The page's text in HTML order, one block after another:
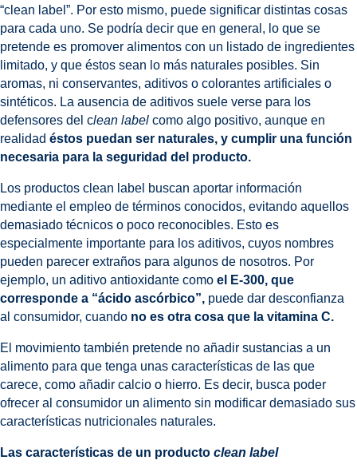
“clean label”. Por esto mismo, puede significar distintas cosas
para cada uno. Se podría decir que en general, lo que se
pretende es promover alimentos con un listado de ingredientes
limitado, y que éstos sean lo más naturales posibles. Sin
aromas, ni conservantes, aditivos o colorantes artificiales o
sintéticos. La ausencia de aditivos suele verse para los
defensores del clean label como algo positivo, aunque en
realidad éstos puedan ser naturales, y cumplir una función
necesaria para la seguridad del producto.
Los productos clean label buscan aportar información
mediante el empleo de términos conocidos, evitando aquellos
demasiado técnicos o poco reconocibles. Esto es
especialmente importante para los aditivos, cuyos nombres
pueden parecer extraños para algunos de nosotros. Por
ejemplo, un aditivo antioxidante como el E-300, que
corresponde a “ácido ascórbico”, puede dar desconfianza
al consumidor, cuando no es otra cosa que la vitamina C.
El movimiento también pretende no añadir sustancias a un
alimento para que tenga unas características de las que
carece, como añadir calcio o hierro. Es decir, busca poder
ofrecer al consumidor un alimento sin modificar demasiado sus
características nutricionales naturales.
Las características de un producto clean label